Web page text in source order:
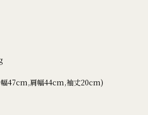
47cm,肩幅44cm,袖丈20cm)